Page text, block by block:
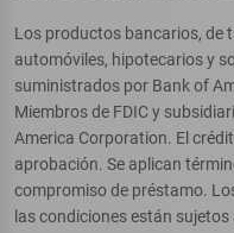
Los productos bancarios, de
automóviles, hipotecarios y
suministrados por Bank of
Miembros de FDIC y
America Corporation. El
aprobación. Se aplican
compromiso de préstamo.
las condiciones están